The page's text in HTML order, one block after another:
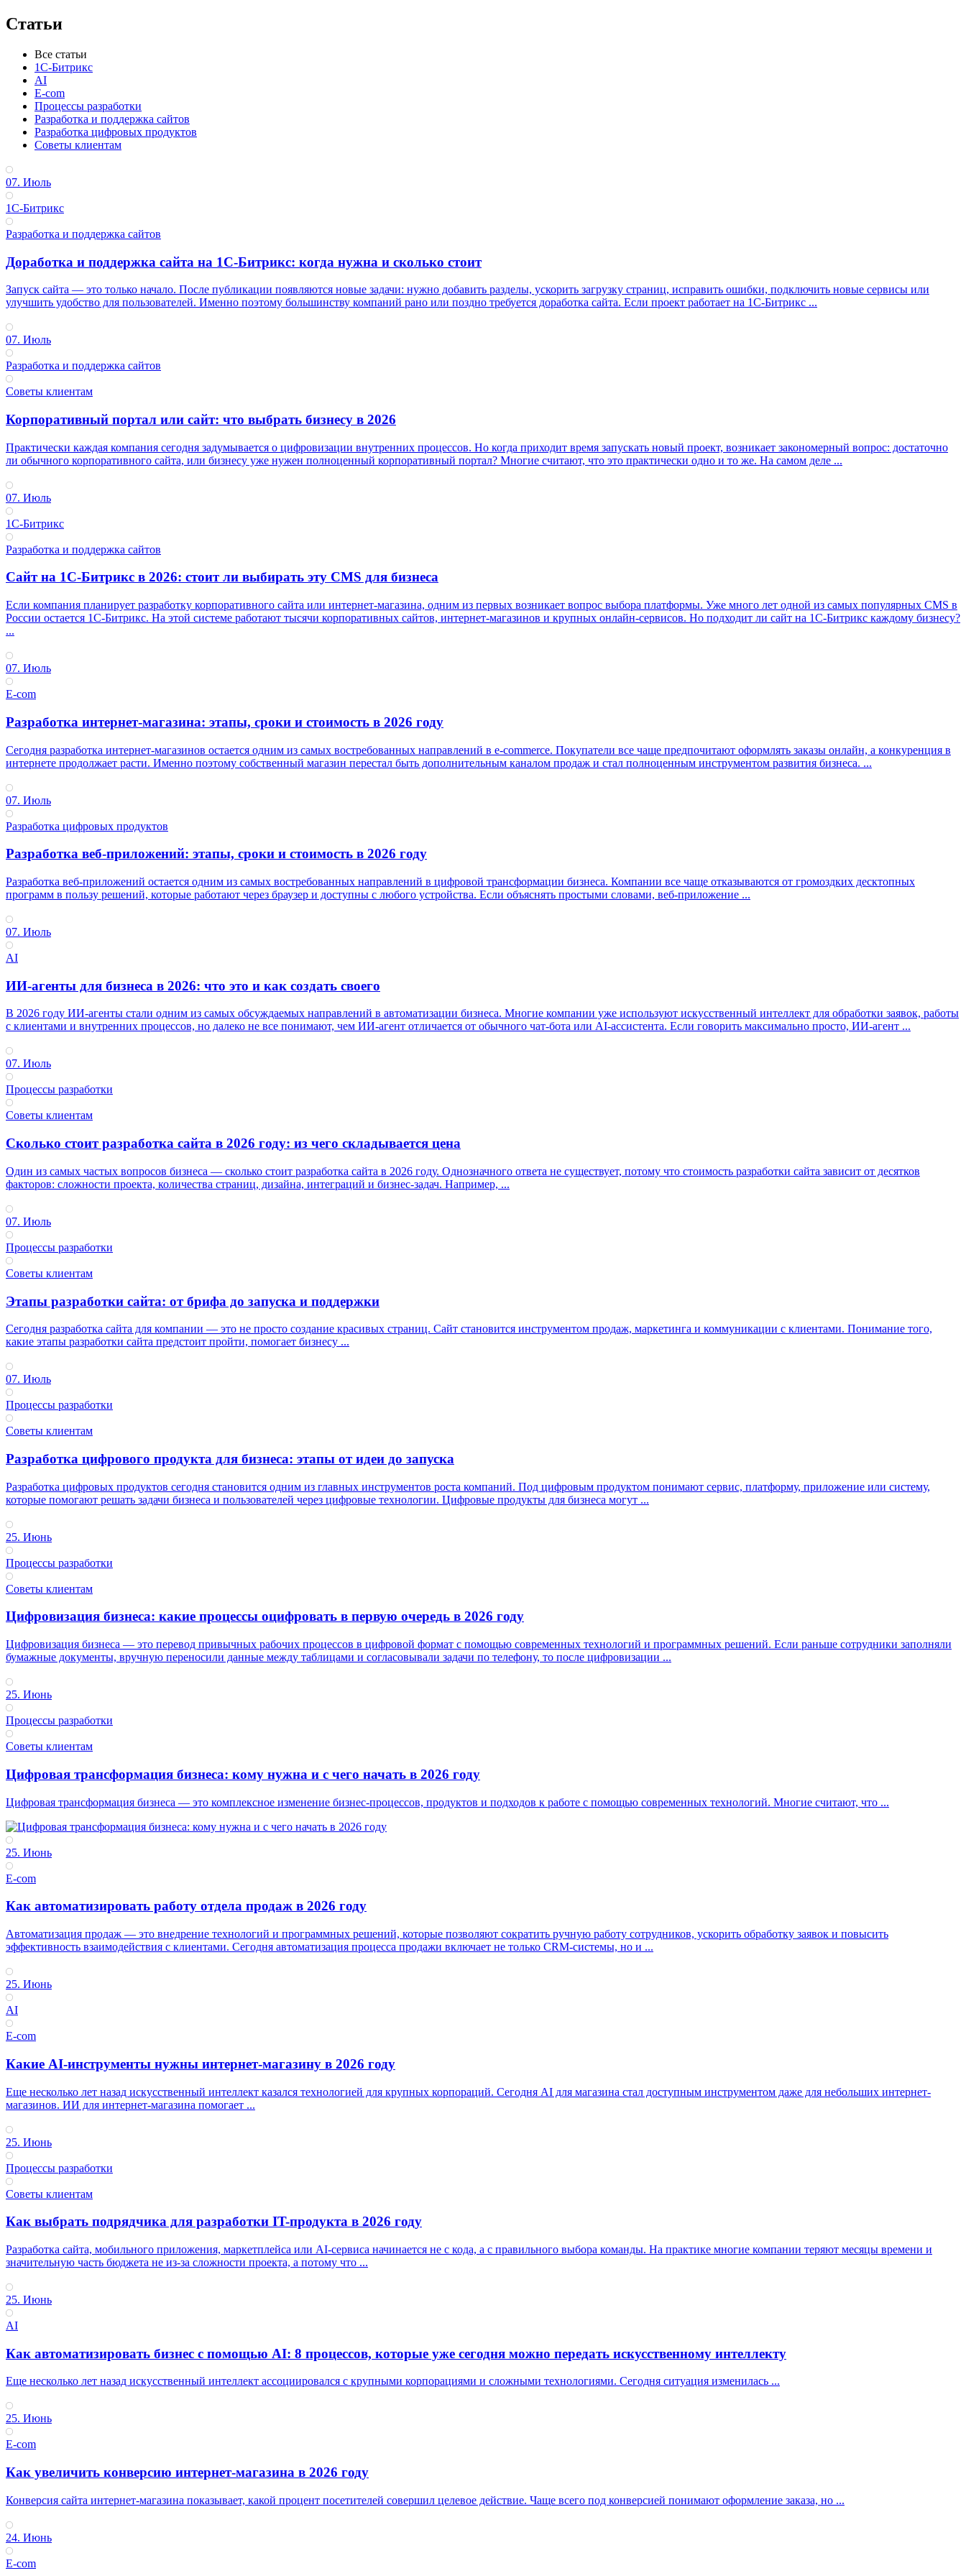
Статьи
Все статьи
1С-Битрикс
AI
E-com
Процессы разработки
Разработка и поддержка сайтов
Разработка цифровых продуктов
Советы клиентам
07. Июль
1С-Битрикс
Разработка и поддержка сайтов
Доработка и поддержка сайта на 1С-Битрикс: когда нужна и сколько стоит
Запуск сайта — это только начало. После публикации появляются новые задачи: нужно добавить разделы, ускорить загрузку страниц, исправить ошибки, подключить новые сервисы или
улучшить удобство для пользователей. Именно поэтому большинству компаний рано или поздно требуется доработка сайта. Если проект работает на 1С-Битрикс ...
07. Июль
Разработка и поддержка сайтов
Советы клиентам
Корпоративный портал или сайт: что выбрать бизнесу в 2026
Практически каждая компания сегодня задумывается о цифровизации внутренних процессов. Но когда приходит время запускать новый проект, возникает закономерный вопрос: достаточно
ли обычного корпоративного сайта, или бизнесу уже нужен полноценный корпоративный портал? Многие считают, что это практически одно и то же. На самом деле ...
07. Июль
1С-Битрикс
Разработка и поддержка сайтов
Сайт на 1С-Битрикс в 2026: стоит ли выбирать эту CMS для бизнеса
Если компания планирует разработку корпоративного сайта или интернет-магазина, одним из первых возникает вопрос выбора платформы. Уже много лет одной из самых популярных CMS в
России остается 1С-Битрикс. На этой системе работают тысячи корпоративных сайтов, интернет-магазинов и крупных онлайн-сервисов. Но подходит ли сайт на 1С-Битрикс каждому бизнесу?
...
07. Июль
E-com
Разработка интернет-магазина: этапы, сроки и стоимость в 2026 году
Сегодня разработка интернет-магазинов остается одним из самых востребованных направлений в e-commerce. Покупатели все чаще предпочитают оформлять заказы онлайн, а конкуренция в
интернете продолжает расти. Именно поэтому собственный магазин перестал быть дополнительным каналом продаж и стал полноценным инструментом развития бизнеса. ...
07. Июль
Разработка цифровых продуктов
Разработка веб-приложений: этапы, сроки и стоимость в 2026 году
Разработка веб-приложений остается одним из самых востребованных направлений в цифровой трансформации бизнеса. Компании все чаще отказываются от громоздких десктопных
программ в пользу решений, которые работают через браузер и доступны с любого устройства. Если объяснять простыми словами, веб-приложение ...
07. Июль
AI
ИИ-агенты для бизнеса в 2026: что это и как создать своего
В 2026 году ИИ-агенты стали одним из самых обсуждаемых направлений в автоматизации бизнеса. Многие компании уже используют искусственный интеллект для обработки заявок, работы
с клиентами и внутренних процессов, но далеко не все понимают, чем ИИ-агент отличается от обычного чат-бота или AI-ассистента. Если говорить максимально просто, ИИ-агент ...
07. Июль
Процессы разработки
Советы клиентам
Сколько стоит разработка сайта в 2026 году: из чего складывается цена
Один из самых частых вопросов бизнеса — сколько стоит разработка сайта в 2026 году. Однозначного ответа не существует, потому что стоимость разработки сайта зависит от десятков
факторов: сложности проекта, количества страниц, дизайна, интеграций и бизнес-задач. Например, ...
07. Июль
Процессы разработки
Советы клиентам
Этапы разработки сайта: от брифа до запуска и поддержки
Сегодня разработка сайта для компании — это не просто создание красивых страниц. Сайт становится инструментом продаж, маркетинга и коммуникации с клиентами. Понимание того,
какие этапы разработки сайта предстоит пройти, помогает бизнесу ...
07. Июль
Процессы разработки
Советы клиентам
Разработка цифрового продукта для бизнеса: этапы от идеи до запуска
Разработка цифровых продуктов сегодня становится одним из главных инструментов роста компаний. Под цифровым продуктом понимают сервис, платформу, приложение или систему,
которые помогают решать задачи бизнеса и пользователей через цифровые технологии. Цифровые продукты для бизнеса могут ...
25. Июнь
Процессы разработки
Советы клиентам
Цифровизация бизнеса: какие процессы оцифровать в первую очередь в 2026 году
Цифровизация бизнеса — это перевод привычных рабочих процессов в цифровой формат с помощью современных технологий и программных решений. Если раньше сотрудники заполняли
бумажные документы, вручную переносили данные между таблицами и согласовывали задачи по телефону, то после цифровизации ...
25. Июнь
Процессы разработки
Советы клиентам
Цифровая трансформация бизнеса: кому нужна и с чего начать в 2026 году
Цифровая трансформация бизнеса — это комплексное изменение бизнес-процессов, продуктов и подходов к работе с помощью современных технологий. Многие считают, что ...
25. Июнь
E-com
Как автоматизировать работу отдела продаж в 2026 году
Автоматизация продаж — это внедрение технологий и программных решений, которые позволяют сократить ручную работу сотрудников, ускорить обработку заявок и повысить
эффективность взаимодействия с клиентами. Сегодня автоматизация процесса продажи включает не только CRM-системы, но и ...
25. Июнь
AI
E-com
Какие AI-инструменты нужны интернет-магазину в 2026 году
Еще несколько лет назад искусственный интеллект казался технологией для крупных корпораций. Сегодня AI для магазина стал доступным инструментом даже для небольших интернет-
магазинов. ИИ для интернет-магазина помогает ...
25. Июнь
Процессы разработки
Советы клиентам
Как выбрать подрядчика для разработки IT-продукта в 2026 году
Разработка сайта, мобильного приложения, маркетплейса или AI-сервиса начинается не с кода, а с правильного выбора команды. На практике многие компании теряют месяцы времени и
значительную часть бюджета не из-за сложности проекта, а потому что ...
25. Июнь
AI
Как автоматизировать бизнес с помощью AI: 8 процессов, которые уже сегодня можно передать искусственному интеллекту
Еще несколько лет назад искусственный интеллект ассоциировался с крупными корпорациями и сложными технологиями. Сегодня ситуация изменилась ...
25. Июнь
E-com
Как увеличить конверсию интернет-магазина в 2026 году
Конверсия сайта интернет-магазина показывает, какой процент посетителей совершил целевое действие. Чаще всего под конверсией понимают оформление заказа, но ...
24. Июнь
E-com